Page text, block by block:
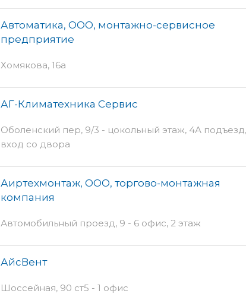
Автоматика, ООО, монтажно-сервисное
предприятие
Хомякова, 16а
АГ-Климатехника Сервис
Оболенский пер, 9/3 - цокольный этаж, 4А подъезд,
вход со двора
Аиртехмонтаж, ООО, торгово-монтажная
компания
Автомобильный проезд, 9 - 6 офис, 2 этаж
АйсВент
Шоссейная, 90 ст5 - 1 офис